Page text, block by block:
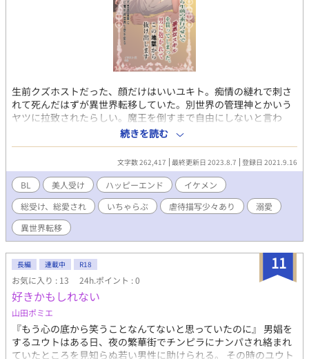
生前クズホストだった、顔だけはいいユキト。痴情の縺れで刺さ
れて死んだはずが異世界転移していた。別世界の管理神とかいう
ヤツに拉致されたらしい。魔王を倒すまで自由にしないと言わ
れ、最悪なスキルを貰う。それは本来女専用のスキルで、その使
用方法は男とセックスして中に出される事なんてシロモノ
で・・・俺、男に挿れられるなんて絶対嫌なんだけど！？ 愛を知
らず自暴自棄に生きて来たユキトが3人の異世界転移者+αから愛
され、最後には幸せになる話です。総受け 愛され 本当の愛を
知る話 ※注意※主人公は嫌がりながらもその時になると淫乱気味
になります。あと好意全開で来られると結構チョロいです。 ※二
章を大幅改稿しました。三章最新話まで加筆修正済んでます。全
体的に糖度高めになっています。 ※自作表紙絵付けました。その
続きを読む
文字数 262,417 最終更新日 2023.8.7 登録日 2021.9.16
BL 美人受け ハッピーエンド
イケメン
総受け、総愛され
いちゃらぶ 虐待描写少々あり
溺愛
異世界転移
11
長編 連載中 R18
お気に入り : 13 24h.ポイント : 0
好きかもしれない
山田ポミエ
『もう心の底から笑うことなんてないと思っていたのに』 男娼を
するユウトはある日、夜の繁華街でチンピラにナンパされ絡まれ
ていたところを見知らぬ若い男性に助けられる。 その時のユウト